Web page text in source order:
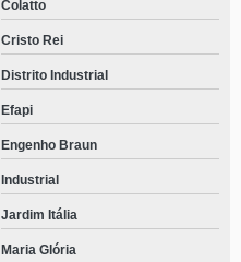
Colatto
Cristo Rei
Distrito Industrial
Efapi
Engenho Braun
Industrial
Jardim Itália
Maria Glória